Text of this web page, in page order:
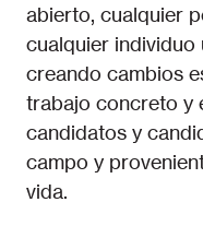
abierto, cualquier
cualquier
creando cambios
trabajo concreto y
candidatos y
campo y
vida.